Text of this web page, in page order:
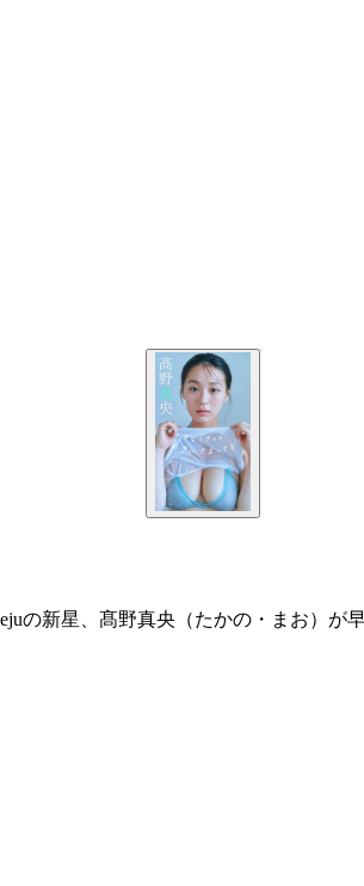
の新星、髙野真央（たかの・まお）が